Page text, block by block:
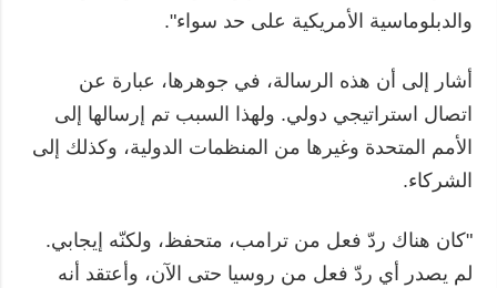
والدبلوماسية الأمريكية على حد سواء".
أشار إلى أن هذه الرسالة، في جوهرها، عبارة عن
اتصال استراتيجي دولي. ولهذا السبب تم إرسالها إلى
الأمم المتحدة وغيرها من المنظمات الدولية، وكذلك إلى
الشركاء.
"كان هناك ردّ فعل من ترامب، متحفظ، ولكنّه إيجابي.
لم يصدر أي ردّ فعل من روسيا حتى الآن، وأعتقد أنه